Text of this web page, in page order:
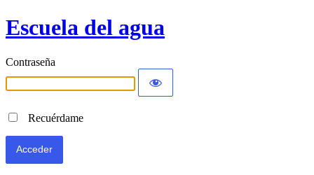
Escuela del agua
Contraseña
Recuérdame